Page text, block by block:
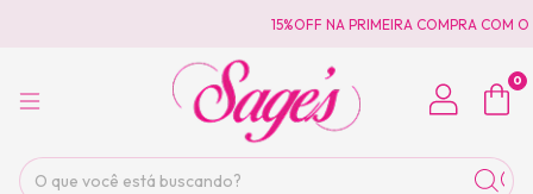
15%OFF NA PRIMEIRA COMPRA COM O
0